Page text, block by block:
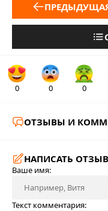
0 0 0
ОТЗЫВЫ И
НАПИСАТЬ ОТЗЫВ
Ваше имя:
Текст комментария: